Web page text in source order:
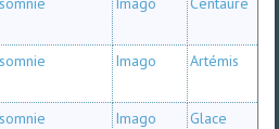
Imago Artémis
Imago Glace